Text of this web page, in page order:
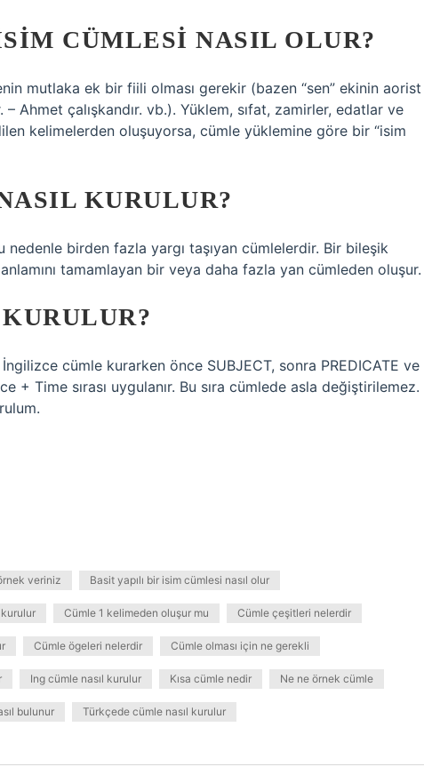
CÜMLESI NASIL OLUR?
mutlaka ek bir fiili olması gerekir (bazen “sen” ekinin aorist
– Ahmet çalışkandır. vb.). Yüklem, sıfat, zamirler, edatlar ve
kelimelerden oluşuyorsa, cümle yüklemine göre bir “isim
KURULUR?
birden fazla yargı taşıyan cümlelerdir. Bir bileşik
tamamlayan bir veya daha fazla yan cümleden oluşur.
cümle kurarken önce SUBJECT, sonra PREDICATE ve
+ Time sırası uygulanır. Bu sıra cümlede asla değiştirilemez.
veriniz Basit yapılı bir isim cümlesi nasıl olur
Cümle 1 kelimeden oluşur mu Cümle çeşitleri nelerdir
Cümle ögeleri nelerdir Cümle olması için ne gerekli
Ing cümle nasıl kurulur Kısa cümle nedir Ne ne örnek cümle
bulunur Türkçede cümle nasıl kurulur